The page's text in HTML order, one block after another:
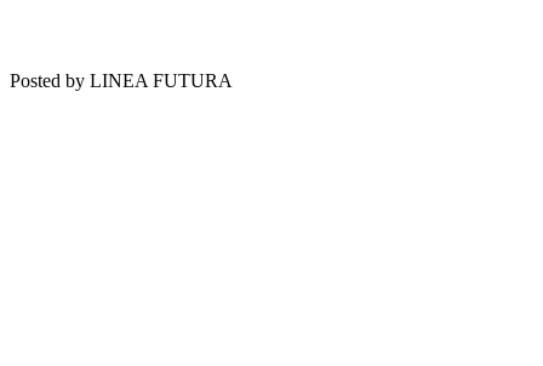
Posted by LINEA FUTURA